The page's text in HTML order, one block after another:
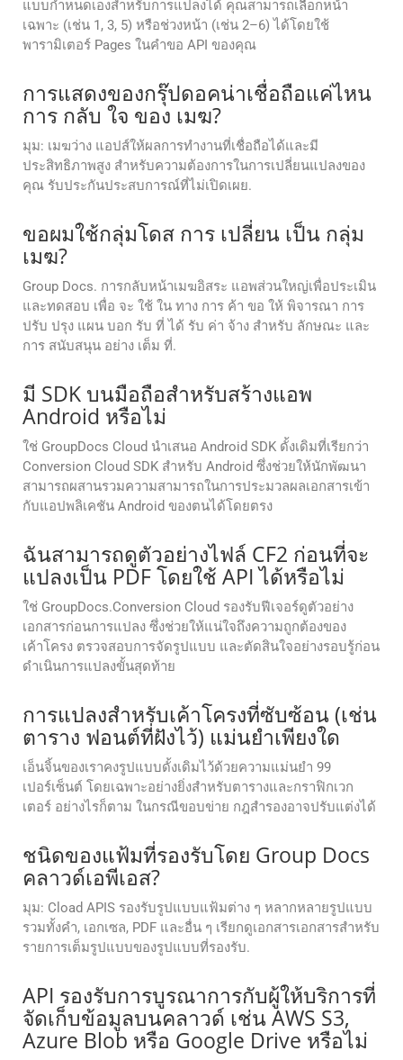
แบบกำหนดเองสำหรับการแปลงได้ คุณสามารถเลือกหน้า
เฉพาะ (เช่น 1, 3, 5) หรือช่วงหน้า (เช่น 2–6) ได้โดยใช้
พารามิเตอร์ Pages ในคำขอ API ของคุณ
การแสดงของกรุ๊ปดอคน่าเชื่อถือแค่ไหน
การ กลับ ใจ ของ เมฆ?
มุม: เมฆว่าง แอปส์ให้ผลการทํางานที่เชื่อถือได้และมี
ประสิทธิภาพสูง สําหรับความต้องการในการเปลี่ยนแปลงของ
คุณ รับประกันประสบการณ์ที่ไม่เปิดเผย.
ขอผมใช้กลุ่มโดส การ เปลี่ยน เป็น กลุ่ม
เมฆ?
Group Docs. การกลับหน้าเมฆอิสระ แอพส่วนใหญ่เพื่อประเมิน
และทดสอบ เพื่อ จะ ใช้ ใน ทาง การ ค้า ขอ ให้ พิจารณา การ
ปรับ ปรุง แผน บอก รับ ที่ ได้ รับ ค่า จ้าง สําหรับ ลักษณะ และ
การ สนับสนุน อย่าง เต็ม ที่.
มี SDK บนมือถือสำหรับสร้างแอพ
Android หรือไม่
ใช่ GroupDocs Cloud นำเสนอ Android SDK ดั้งเดิมที่เรียกว่า
Conversion Cloud SDK สำหรับ Android ซึ่งช่วยให้นักพัฒนา
สามารถผสานรวมความสามารถในการประมวลผลเอกสารเข้า
กับแอปพลิเคชัน Android ของตนได้โดยตรง
ฉันสามารถดูตัวอย่างไฟล์ CF2 ก่อนที่จะ
แปลงเป็น PDF โดยใช้ API ได้หรือไม่
ใช่ GroupDocs.Conversion Cloud รองรับฟีเจอร์ดูตัวอย่าง
เอกสารก่อนการแปลง ซึ่งช่วยให้แน่ใจถึงความถูกต้องของ
เค้าโครง ตรวจสอบการจัดรูปแบบ และตัดสินใจอย่างรอบรู้ก่อน
ดำเนินการแปลงขั้นสุดท้าย
การแปลงสำหรับเค้าโครงที่ซับซ้อน (เช่น
ตาราง ฟอนต์ที่ฝังไว้) แม่นยำเพียงใด
เอ็นจิ้นของเราคงรูปแบบดั้งเดิมไว้ด้วยความแม่นยำ 99
เปอร์เซ็นต์ โดยเฉพาะอย่างยิ่งสำหรับตารางและกราฟิกเวก
เตอร์ อย่างไรก็ตาม ในกรณีขอบข่าย กฎสำรองอาจปรับแต่งได้
ชนิดของแฟ้มที่รองรับโดย Group Docs
คลาวด์เอพีเอส?
มุม: Cload APIS รองรับรูปแบบแฟ้มต่าง ๆ หลากหลายรูปแบบ
รวมทั้งคํา, เอกเซล, PDF และอื่น ๆ เรียกดูเอกสารเอกสารสําหรับ
รายการเต็มรูปแบบของรูปแบบที่รองรับ.
API รองรับการบูรณาการกับผู้ให้บริการที่
จัดเก็บข้อมูลบนคลาวด์ เช่น AWS S3,
Azure Blob หรือ Google Drive หรือไม่